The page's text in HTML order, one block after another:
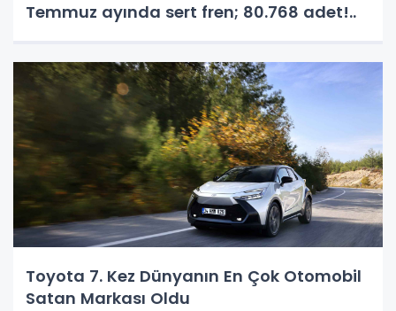
Temmuz ayında sert fren; 80.768 adet!..
Toyota 7. Kez Dünyanın En Çok Otomobil
Satan Markası Oldu